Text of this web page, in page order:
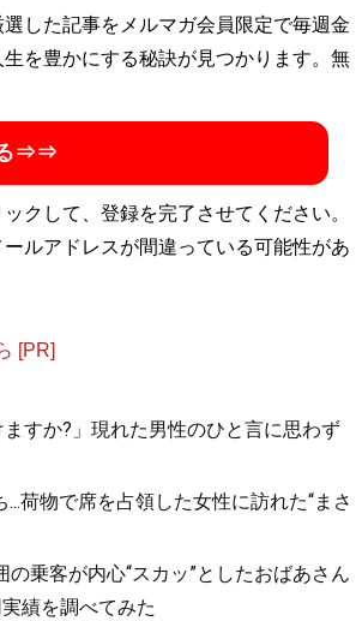
した記事をメルマガ会員限定で毎週金
を豊かにする秘訣が見つかります。無
る⇒⇒
クして、登録を完了させてください。
ルアドレスが間違っている可能性があ
[PR]
すか?」現れた男性のひと言に思わず
荷物で席を占領した女性に訪れた“まさ
乗客が内心“スカッ”としたおばあさん
績を調べてみた